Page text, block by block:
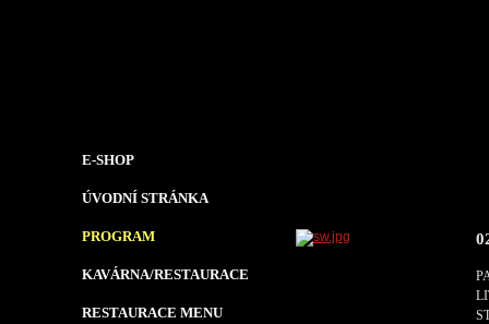
E-SHOP
ÚVODNÍ STRÁNKA
PROGRAM
KAVÁRNA/RESTAURACE
RESTAURACE MENU